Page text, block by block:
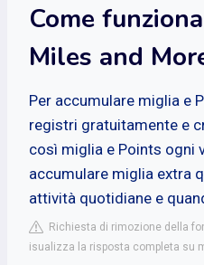
Come
Miles and
Per accumulare miglia e
registri gratuitamente e
così miglia e Points ogni
accumulare miglia extra
attività quotidiane e
Richiesta di rimozione della
isualizza la risposta completa su